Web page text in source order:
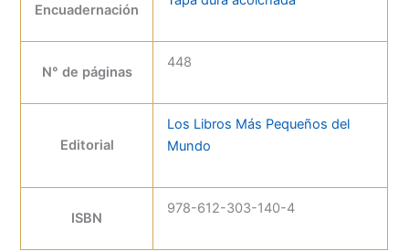
Por qué te encantará este libro
• Lectura entretenida que estimula la curiosidad
• Ideal para jóvenes lectores y mentes inquisitivas
Encuadernación
N° de páginas
448
Editorial
Los Libros Más Pequeños del
Mundo
ISBN
978-612-303-140-4